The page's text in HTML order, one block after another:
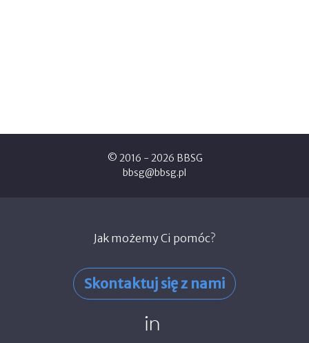
© 2016 - 2026 BBSG
bbsg@bbsg.pl
Jak możemy Ci pomóc?
Skontaktuj się z nami